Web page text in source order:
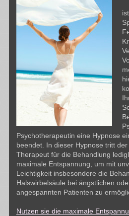
Psychotherapeutin eine Hypnose
beendet. In dieser Hypnose tritt
Therapeut für die Behandlung
maximale Entspannung, um mit
Leichtigkeit insbesondere die
Halswirbelsäule bei ängstlichen
angespannten Patienten zu
Nutzen sie die maximale